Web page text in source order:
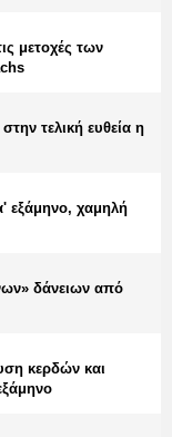
μετοχές των
τελική ευθεία η
εξάμηνο, χαμηλή
δάνειων από
κερδών και